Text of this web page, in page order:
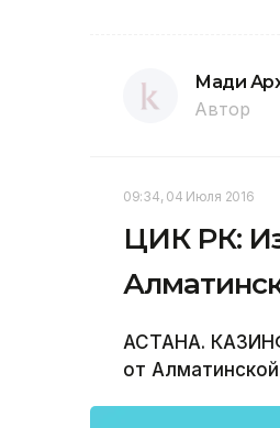
Мади
Автор
09:34, 04 Июля 2016
ЦИК РК:
АСТАНА.
от